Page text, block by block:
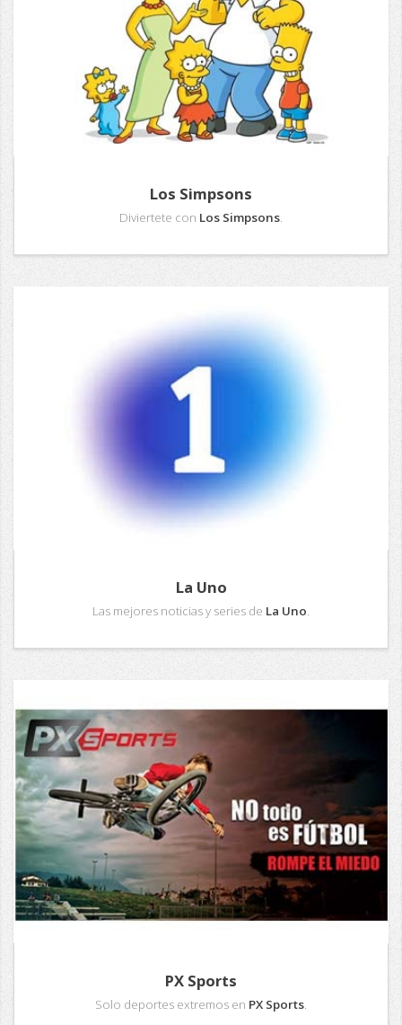
Los Simpsons
Diviertete con Los Simpsons.
La Uno
Las mejores noticias y series de La Uno.
PX Sports
Solo deportes extremos en PX Sports.